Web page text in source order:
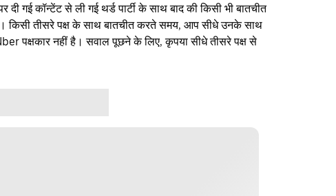
गई कॉन्टेंट से ली गई थर्ड पार्टी के साथ बाद की किसी भी बातचीत
किसी तीसरे पक्ष के साथ बातचीत करते समय, आप सीधे उनके साथ
पक्षकार नहीं है। सवाल पूछने के लिए, कृपया सीधे तीसरे पक्ष से